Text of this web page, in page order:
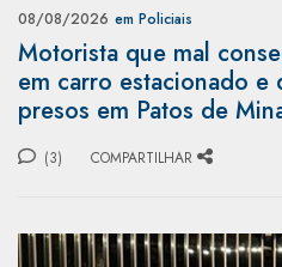
08/08/2026 em Policiais
Motorista que mal
em carro estacionado e
presos em Patos de
(3) COMPARTILHAR